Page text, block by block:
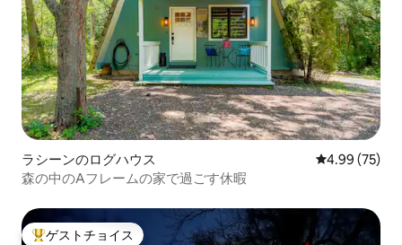
ラシーンのログハウス レビュー75
4.99 (75)
森の中のAフレームの家で過ごす休暇
ゲストチョイス